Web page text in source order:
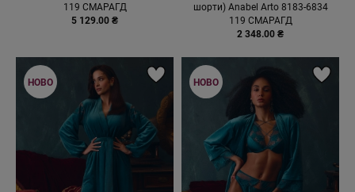
119 СМАРАГД
5 129.00 ₴
шорти) Anabel Arto 8183-6834
119 СМАРАГД
2 348.00 ₴
НОВО НОВО